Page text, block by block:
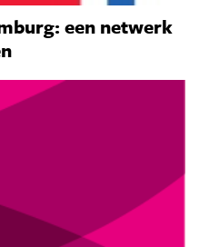
een netwerk